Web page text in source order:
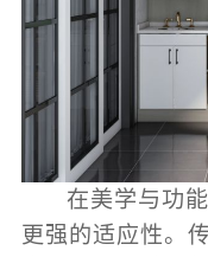
在美学与功
更强的适应性。